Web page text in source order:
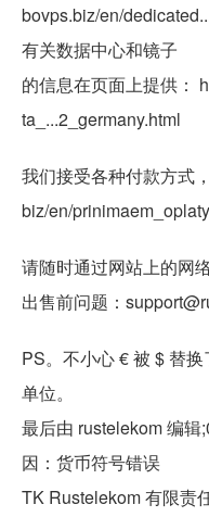
bovps.biz/en/
有关数据中心和镜子
的信息在页面上提供：
ta_...2_germany.html
我们接受各种付款方式
biz/en/
请随时通过网站上的网
出售前问题：
PS。不小心 € 被 $ 替
单位。
最后由 rustelekom 编
因：货币符号错误
TK Rustelekom 有限责